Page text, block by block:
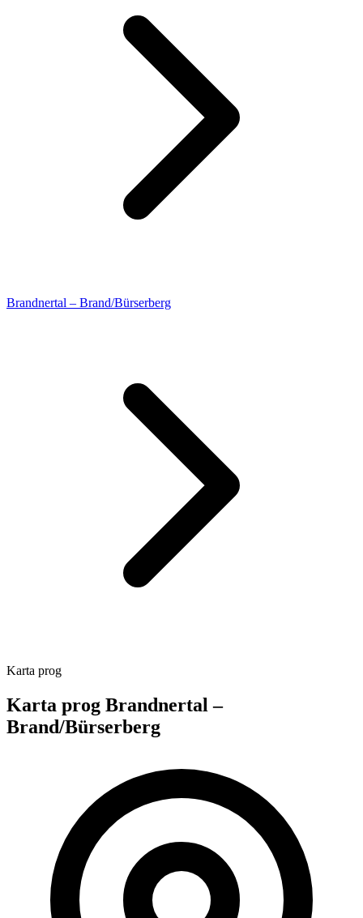
Brandnertal – Brand/Bürserberg
Karta prog
Karta prog Brandnertal –
Brand/Bürserberg